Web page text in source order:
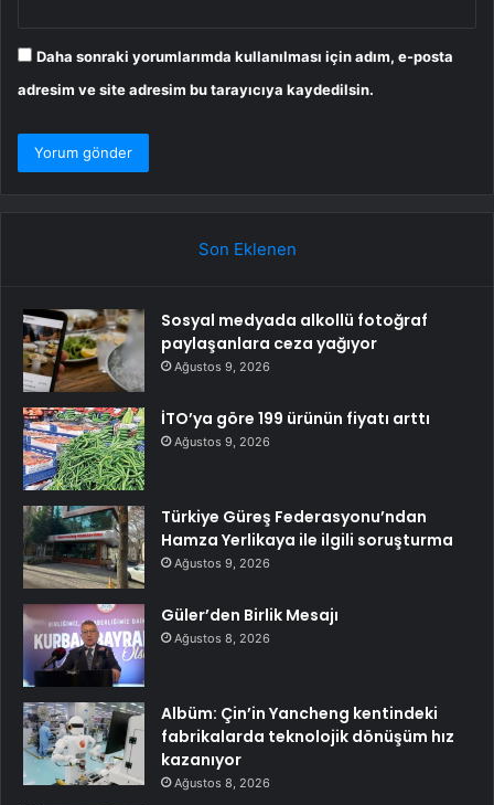
Daha sonraki yorumlarımda kullanılması için adım, e-posta
adresim ve site adresim bu tarayıcıya kaydedilsin.
Son Eklenen
Sosyal medyada alkollü fotoğraf
paylaşanlara ceza yağıyor
Ağustos 9, 2026
İTO’ya göre 199 ürünün fiyatı arttı
Ağustos 9, 2026
Türkiye Güreş Federasyonu’ndan
Hamza Yerlikaya ile ilgili soruşturma
Ağustos 9, 2026
Güler’den Birlik Mesajı
Ağustos 8, 2026
Albüm: Çin’in Yancheng kentindeki
fabrikalarda teknolojik dönüşüm hız
kazanıyor
Ağustos 8, 2026